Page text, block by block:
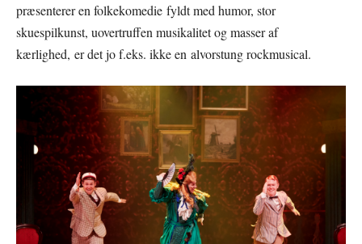
præsenterer en folkekomedie fyldt med humor, stor
skuespilkunst, uovertruffen musikalitet og masser af
kærlighed, er det jo f.eks. ikke en alvorstung rockmusical.